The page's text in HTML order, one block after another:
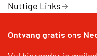
Nuttige Links
Ontvang gratis ons